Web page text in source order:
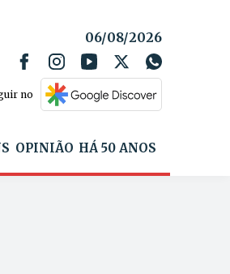
06/08/2026
no
OPINIÃO HÁ 50 ANOS